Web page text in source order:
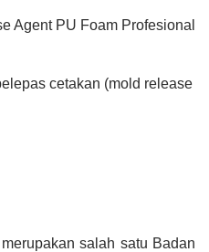
Agent PU Foam Profesional
cetakan (mold release
salah satu Badan